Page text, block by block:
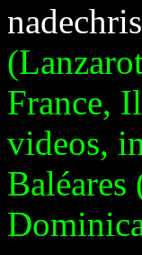
France,
videos,